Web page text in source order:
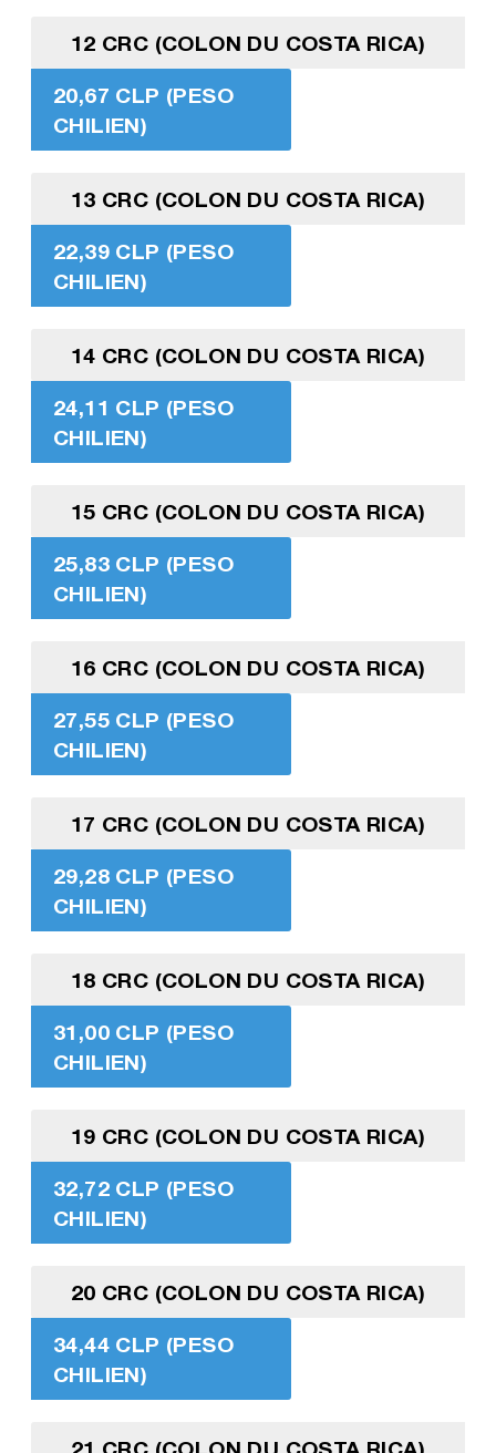
12 CRC (COLON DU COSTA RICA)
20,67 CLP (PESO
CHILIEN)
13 CRC (COLON DU COSTA RICA)
22,39 CLP (PESO
CHILIEN)
14 CRC (COLON DU COSTA RICA)
24,11 CLP (PESO
CHILIEN)
15 CRC (COLON DU COSTA RICA)
25,83 CLP (PESO
CHILIEN)
16 CRC (COLON DU COSTA RICA)
27,55 CLP (PESO
CHILIEN)
17 CRC (COLON DU COSTA RICA)
29,28 CLP (PESO
CHILIEN)
18 CRC (COLON DU COSTA RICA)
31,00 CLP (PESO
CHILIEN)
19 CRC (COLON DU COSTA RICA)
32,72 CLP (PESO
CHILIEN)
20 CRC (COLON DU COSTA RICA)
34,44 CLP (PESO
CHILIEN)